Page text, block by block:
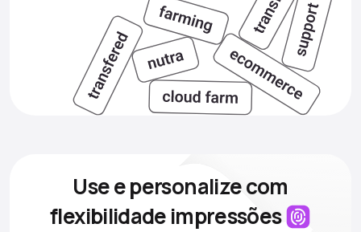
Use e personalize com
flexibilidadeimpressões